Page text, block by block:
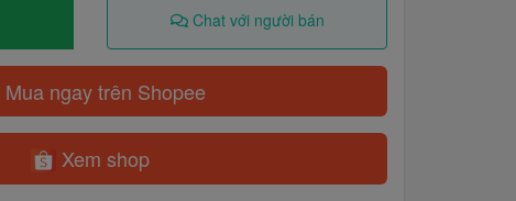
Chat với người bán
Mua ngay trên Shopee
Xem shop